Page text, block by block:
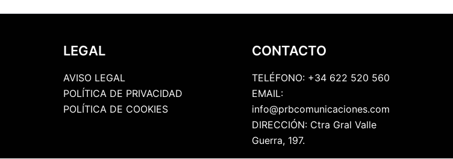
LEGAL
AVISO LEGAL
POLÍTICA DE PRIVACIDAD
POLÍTICA DE COOKIES
CONTACTO
TELÉFONO: +34 622 520 560
EMAIL:
info@prbcomunicaciones.com
DIRECCIÓN: Ctra Gral Valle
Guerra, 197.